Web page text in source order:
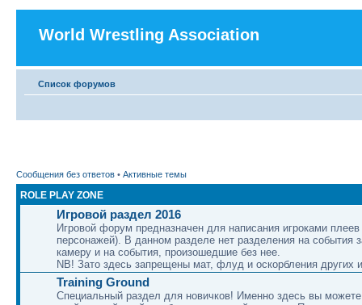
World Wrestling Association
Список форумов
Сообщения без ответов • Активные темы
ROLE PLAY ZONE
Игровой раздел 2016
Игровой форум предназначен для написания игроками плеев
персонажей). В данном разделе нет разделения на события
камеру и на события, произошедшие без нее.
NB! Зато здесь запрещены мат, флуд и оскорбления других
Training Ground
Специальный раздел для новичков! Именно здесь вы можете